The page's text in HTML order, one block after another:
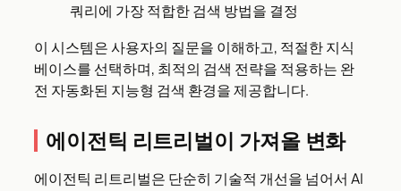
쿼리에 가장 적합한 검색 방법을 결정
이 시스템은 사용자의 질문을 이해하고, 적절한 지식
베이스를 선택하며, 최적의 검색 전략을 적용하는 완
전 자동화된 지능형 검색 환경을 제공합니다.
에이전틱 리트리벌이 가져올 변화
에이전틱 리트리벌은 단순히 기술적 개선을 넘어서 AI